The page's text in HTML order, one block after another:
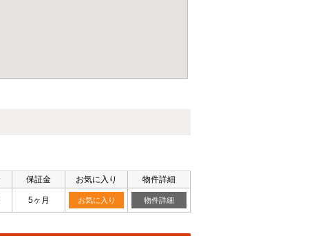
保証金 お気に入り 物件詳細
5ヶ月 お気に入り 物件詳細